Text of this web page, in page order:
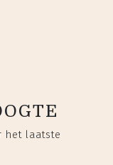
het laatste